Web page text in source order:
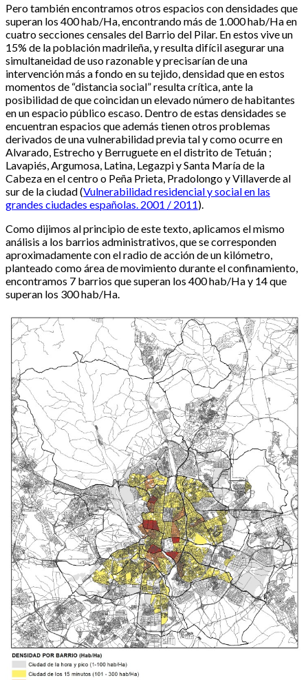
Pero también encontramos otros espacios con densidades que
superan los 400 hab/Ha, encontrando más de 1.000 hab/Ha en
cuatro secciones censales del Barrio del Pilar. En estos vive un
15% de la población madrileña, y resulta difícil asegurar una
simultaneidad de uso razonable y precisarían de una
intervención más a fondo en su tejido, densidad que en estos
momentos de “distancia social” resulta crítica, ante la
posibilidad de que coincidan un elevado número de habitantes
en un espacio público escaso. Dentro de estas densidades se
encuentran espacios que además tienen otros problemas
derivados de una vulnerabilidad previa tal y como ocurre en
Alvarado, Estrecho y Berruguete en el distrito de Tetuán ;
Lavapiés, Argumosa, Latina, Legazpi y Santa María de la
Cabeza en el centro o Peña Prieta, Pradolongo y Villaverde al
sur de la ciudad (Vulnerabilidad residencial y social en las
grandes ciudades españolas. 2001 / 2011).
Como dijimos al principio de este texto, aplicamos el mismo
análisis a los barrios administrativos, que se corresponden
aproximadamente con el radio de acción de un kilómetro,
planteado como área de movimiento durante el confinamiento,
encontramos 7 barrios que superan los 400 hab/Ha y 14 que
superan los 300 hab/Ha.